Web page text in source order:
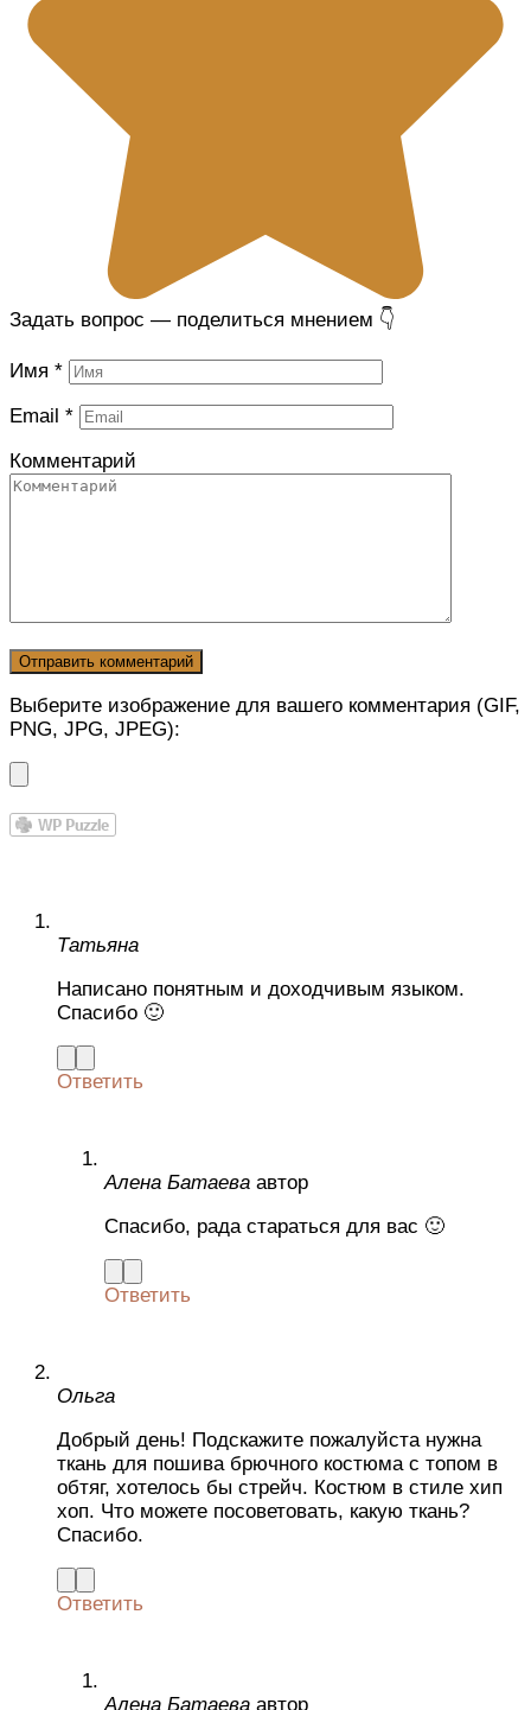
Задать вопрос — поделиться мнением 👇
Имя *
Email *
Комментарий
Выберите изображение для вашего комментария (GIF,
PNG, JPG, JPEG):
Татьяна
Написано понятным и доходчивым языком.
Спасибо 🙂
Ответить
Алена Батаева автор
Спасибо, рада стараться для вас 🙂
Ответить
Ольга
Добрый день! Подскажите пожалуйста нужна
ткань для пошива брючного костюма с топом в
обтяг, хотелось бы стрейч. Костюм в стиле хип
хоп. Что можете посоветовать, какую ткань?
Спасибо.
Ответить
Алена Батаева автор